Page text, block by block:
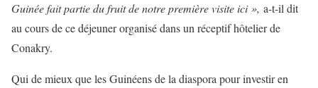
Guinée fait partie du fruit de notre première visite ici », a-t-il dit
au cours de ce déjeuner organisé dans un réceptif hôtelier de
Conakry.
Qui de mieux que les Guinéens de la diaspora pour investir en